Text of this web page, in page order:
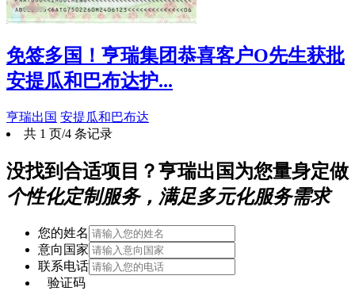
免签多国！亨瑞集团恭喜客户O先生获批
安提瓜和巴布达护...
亨瑞出国 安提瓜和巴布达
共 1 页/4 条记录
没找到合适项目？亨瑞出国为您量身定做
个性化定制服务，满足多元化服务需求
您的姓名
意向国家
联系电话
验证码